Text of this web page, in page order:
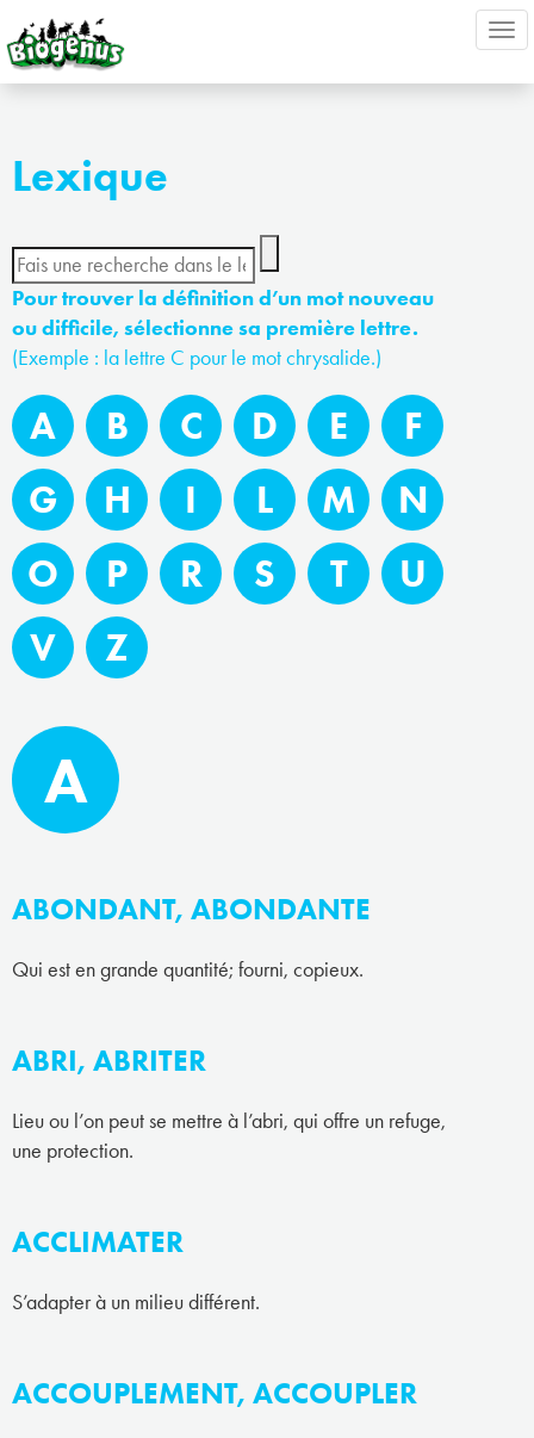
Lexique
Pour trouver la définition d’un mot nouveau
ou difficile, sélectionne sa première lettre.
(Exemple : la lettre C pour le mot chrysalide.)
A B C D E
F
G
H I L M
N
O
P R S T
U
V
Z
A
ABONDANT, ABONDANTE
Qui est en grande quantité; fourni, copieux.
ABRI, ABRITER
Lieu ou l’on peut se mettre à l’abri, qui offre un refuge,
une protection.
ACCLIMATER
S’adapter à un milieu différent.
ACCOUPLEMENT, ACCOUPLER